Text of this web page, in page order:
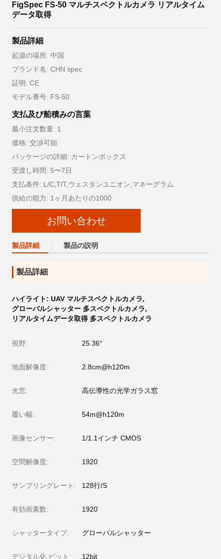
FigSpec FS-50 マルチスペクトルカメラ リアルタイム
データ取得
製品詳細
起源の場所: 中国
ブランド名: CHN spec
証明: CE
モデル番号: FS-50
支払及び船積みの言葉
最小注文数量: 1
価格: 交渉可能
パッケージの詳細: カートンボックス
受渡し時間: 5〜7日
支払条件: L/C,T/T,ウェスタンユニオン,マネーグラム
供給の能力: 1ヶ月あたりの1000
お問い合わせ
製品詳細 製品の説明
製品詳細
ハイライト: UAV マルチスペクトルカメラ,
グローバルシャッター 多スペクトルカメラ,
リアルタイムデータ取得 多スペクトルカメラ
視野: 25.36°
地面解像度: 2.8cm@h120m
光窓: 高伝導性の光学ガラス窓
覆い幅: 54m@h120m
画像センサー: 1/1.1インチ CMOS
空間解像度: 1920
サンプリングレート: 128行/S
有効画素数: 1920
シャッタータイプ: グローバルシャッター
デジタル化 ビット: 12bit